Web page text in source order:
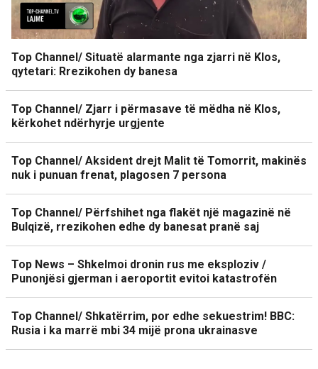
Top Channel/ Situatë alarmante nga zjarri në Klos,
qytetari: Rrezikohen dy banesa
Top Channel/ Zjarr i përmasave të mëdha në Klos,
kërkohet ndërhyrje urgjente
Top Channel/ Aksident drejt Malit të Tomorrit, makinës
nuk i punuan frenat, plagosen 7 persona
Top Channel/ Përfshihet nga flakët një magazinë në
Bulqizë, rrezikohen edhe dy banesat pranë saj
Top News – Shkelmoi dronin rus me eksploziv /
Punonjësi gjerman i aeroportit evitoi katastrofën
Top Channel/ Shkatërrim, por edhe sekuestrim! BBC:
Rusia i ka marrë mbi 34 mijë prona ukrainasve